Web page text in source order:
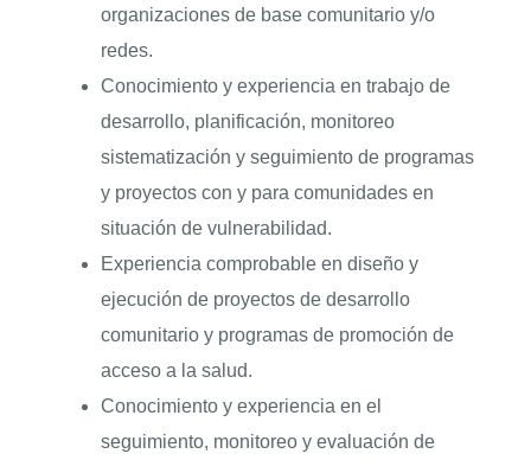
organizaciones de base comunitario y/o
redes.
Conocimiento y experiencia en trabajo de
desarrollo, planificación, monitoreo
sistematización y seguimiento de programas
y proyectos con y para comunidades en
situación de vulnerabilidad.
Experiencia comprobable en diseño y
ejecución de proyectos de desarrollo
comunitario y programas de promoción de
acceso a la salud.
Conocimiento y experiencia en el
seguimiento, monitoreo y evaluación de